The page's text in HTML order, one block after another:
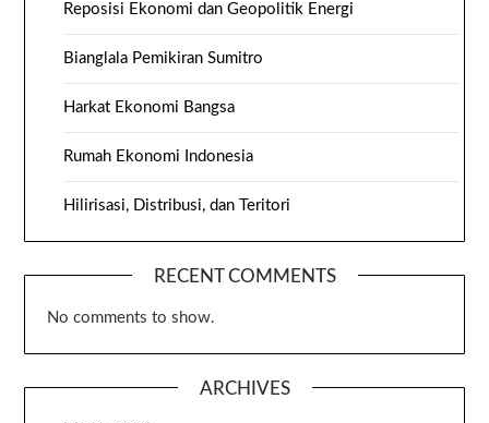
Reposisi Ekonomi dan Geopolitik Energi
Bianglala Pemikiran Sumitro
Harkat Ekonomi Bangsa
Rumah Ekonomi Indonesia
Hilirisasi, Distribusi, dan Teritori
RECENT COMMENTS
No comments to show.
ARCHIVES